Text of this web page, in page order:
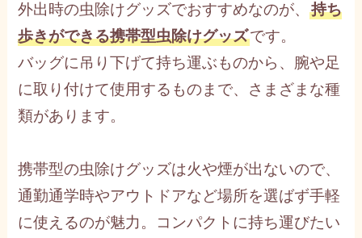
外出時の虫除けグッズでおすすめなのが、持ち
歩きができる携帯型虫除けグッズです。
バッグに吊り下げて持ち運ぶものから、腕や足
に取り付けて使用するものまで、さまざまな種
類があります。
携帯型の虫除けグッズは火や煙が出ないので、
通勤通学時やアウトドアなど場所を選ばず手軽
に使えるのが魅力。コンパクトに持ち運びたい